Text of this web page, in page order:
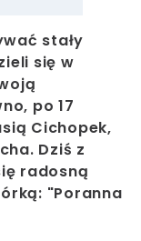
stały
się w
po 17
Cichopek,
Dziś z
radosną
"Poranna